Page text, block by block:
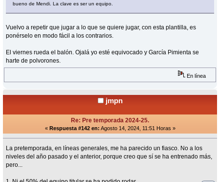
bueno de Mendi. La clave es ser un equipo.
Vuelvo a repetir que jugar a lo que se quiere jugar, con esta plantilla, es
ponérselo en modo fácil a los contrarios.
El viernes rueda el balón. Ojalá yo esté equivocado y García Pimienta se
harte de polvorones.
En línea
jmpn
Re: Pre temporada 2024-25.
« Respuesta #142 en: Agosto 14, 2024, 11:51 Horas »
La pretemporada, en líneas generales, me ha parecido un fiasco. No a los
niveles del año pasado y el anterior, porque creo que sí se ha entrenado más,
pero...